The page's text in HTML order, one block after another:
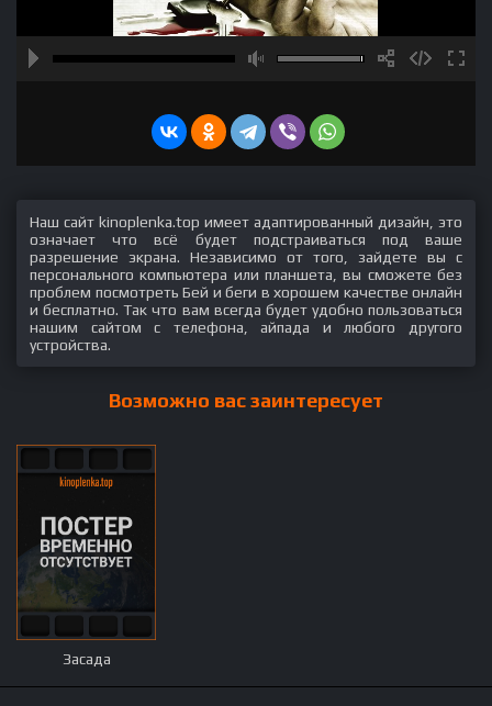
Наш сайт kinoplenka.top имеет адаптированный дизайн, это
означает что всё будет подстраиваться под ваше
разрешение экрана. Независимо от того, зайдете вы с
персонального компьютера или планшета, вы сможете без
проблем посмотреть Бей и беги в хорошем качестве онлайн
и бесплатно. Так что вам всегда будет удобно пользоваться
нашим сайтом с телефона, айпада и любого другого
устройства.
Возможно вас заинтересует
Засада